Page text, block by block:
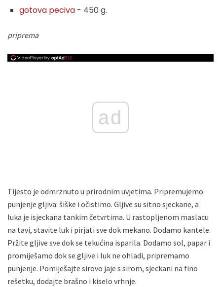
gotova peciva - 450 g.
priprema
ad
Tijesto je odmrznuto u prirodnim uvjetima. Pripremujemo
punjenje gljiva: šiške i očistimo. Gljive su sitno sjeckane, a
luka je isjeckana tankim četvrtima. U rastopljenom maslacu
na tavi, stavite luk i pirjati sve dok mekano. Dodamo kantele.
Pržite gljive sve dok se tekućina isparila. Dodamo sol, papar i
promiješamo dok se gljive i luk ne ohladi, pripremamo
punjenje. Pomiješajte sirovo jaje s sirom, sjeckani na fino
rešetku, dodajte brašno i kiselo vrhnje.